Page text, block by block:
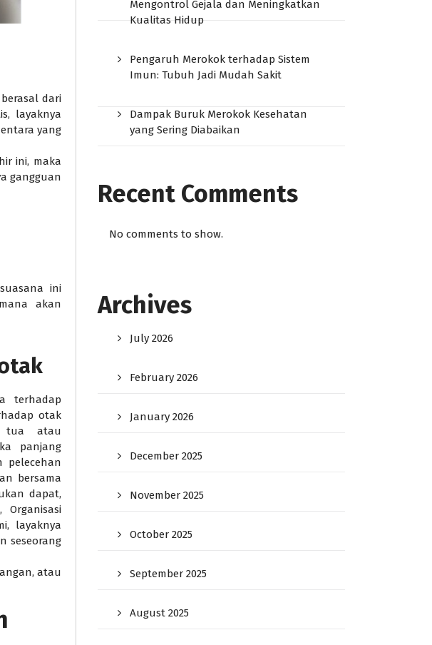
dari
layaknya
yang
ini, maka
gangguan
ini
akan
terhadap
otak
tua atau
panjang
pelecehan
bersama
dapat,
layaknya
seseorang
atau
Mengontrol Gejala dan Meningkatkan
Kualitas Hidup
Pengaruh Merokok terhadap Sistem
Imun: Tubuh Jadi Mudah Sakit
Dampak Buruk Merokok Kesehatan
yang Sering Diabaikan
Recent Comments
No comments to show.
Archives
July 2026
February 2026
January 2026
December 2025
November 2025
October 2025
September 2025
August 2025